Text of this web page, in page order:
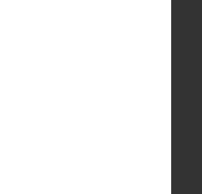
fundamental
ensino em Portugal,